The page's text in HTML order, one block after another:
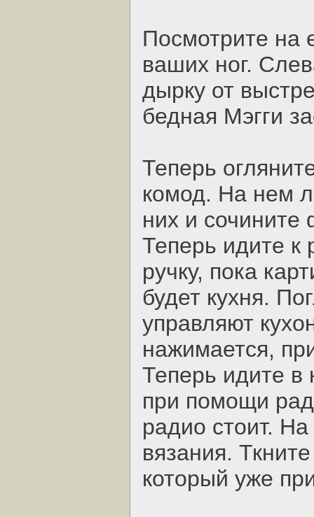
Посмотрите на
ваших ног.
дырку от
бедная Мэгги
Теперь
комод. На нем
них и
Теперь идите к
ручку, пока
будет кухня.
управляют
нажимается,
Теперь идите в
при помощи
радио стоит.
вязания.
который уже